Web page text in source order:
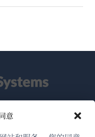
意
策